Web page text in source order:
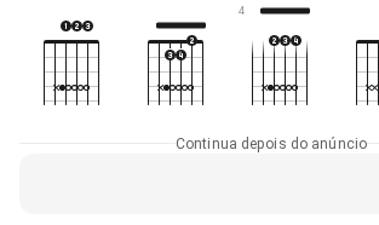
4
Continua depois do anúncio